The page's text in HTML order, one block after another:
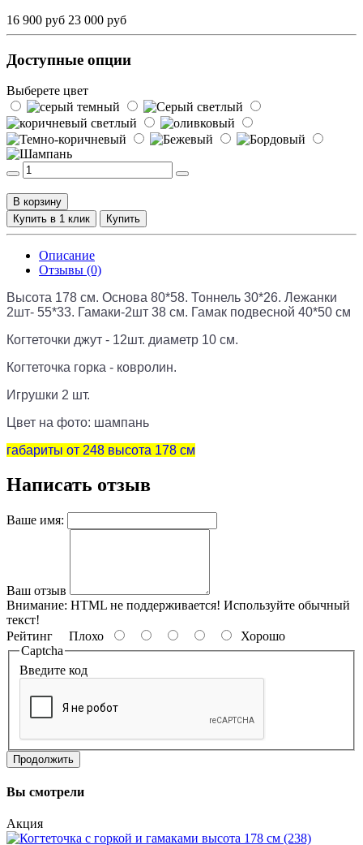
16 900 руб 23 000 руб
Доступные опции
Выберете цвет
В корзину
Купить в 1 клик
Купить
Описание
Отзывы (0)
Высота 178 см. Основа 80*58. Тоннель 30*26. Лежанки
2шт- 55*33. Гамаки-2шт 38 см. Гамак подвесной 40*50 см
Когтеточки джут - 12шт. диаметр 10 см.
Когтеточка горка - ковролин.
Игрушки 2 шт.
Цвет на фото: шампань
габариты от 248 высота 178 см
Написать отзыв
Ваше имя:
Ваш отзыв
Внимание: HTML не поддерживается! Используйте обычный
текст!
Рейтинг Плохо
Хорошо
Captcha
Введите код
Продолжить
Вы смотрели
Акция